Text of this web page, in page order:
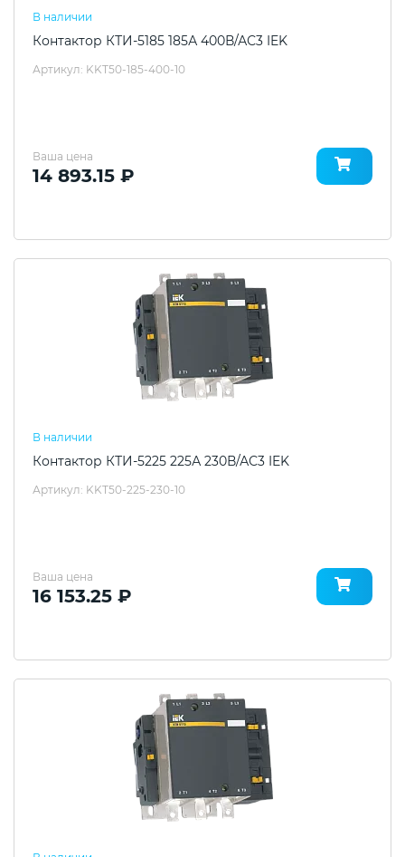
В наличии
Контактор КТИ-5185 185А 400В/АС3 IEK
Артикул: KKT50-185-400-10
Ваша цена
14 893.15 ₽
В наличии
Контактор КТИ-5225 225А 230В/АС3 IEK
Артикул: KKT50-225-230-10
Ваша цена
16 153.25 ₽